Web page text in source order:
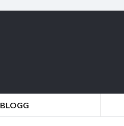
BLOGG